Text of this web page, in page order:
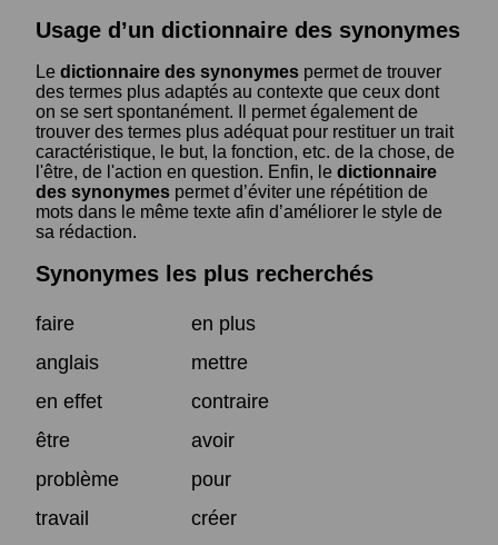
Usage d’un dictionnaire des synonymes
Le dictionnaire des synonymes permet de trouver
des termes plus adaptés au contexte que ceux dont
on se sert spontanément. Il permet également de
trouver des termes plus adéquat pour restituer un trait
caractéristique, le but, la fonction, etc. de la chose, de
l'être, de l'action en question. Enfin, le dictionnaire
des synonymes permet d’éviter une répétition de
mots dans le même texte afin d’améliorer le style de
sa rédaction.
Synonymes les plus recherchés
faire
en plus
anglais
mettre
en effet
contraire
être
avoir
problème
pour
travail
créer